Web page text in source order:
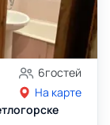
6гостей
На карте